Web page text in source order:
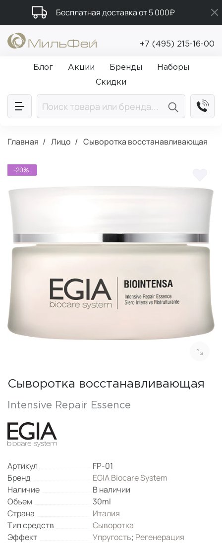
Бесплатная доставка от 5 000₽
Подарки в каждый заказ от 5 000₽
Промокод ПРИВЕТ
+7 (495) 215-16-00
Блог Акции Бренды
Наборы
Скидки
Главная Лицо Сыворотка восстанавливающая
-20%
Сыворотка восстанавливающая
Intensive Repair Essence
Артикул
FP-01
Бренд
EGIA Biocare System
Наличие
В наличии
Объем
30ml
Страна
Италия
Тип средств
Сыворотка
Эффект
Упругость; Регенерация